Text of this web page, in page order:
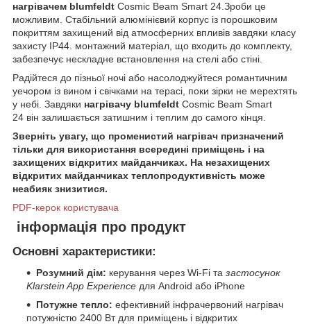
нагрівачем blumfeldt Cosmic Beam Smart 24.Зроби це
можливим. Стабільний алюмінієвий корпус із порошковим
покриттям захищений від атмосферних впливів завдяки класу
захисту IP44. монтажний матеріал, що входить до комплекту,
забезпечує нескладне встановлення на стелі або стіні.
Радійтеся до пізньої ночі або насолоджуйтеся романтичним
уечором із вином і свічками на терасі, поки зірки не мерехтять
у небі. Завдяки нагрівачу blumfeldt Cosmic Beam Smart
24 він залишається затишним і теплим до самого кінця.
Зверніть увагу, що променистий нагрівач призначений
тільки для використання всередині приміщень і на
захищених відкритих майданчиках. На незахищених
відкритих майданчиках теплопродуктивність може
неабияк знизитися.
PDF-керок користувача
інформація про продукт
Основні характеристики:
Розумний дім: керування через Wi-Fi та застосунок
Klarstein App Experience для Android або iPhone
Потужне тепло: ефективний інфрачервоний нагрівач
потужністю 2400 Вт для приміщень і відкритих